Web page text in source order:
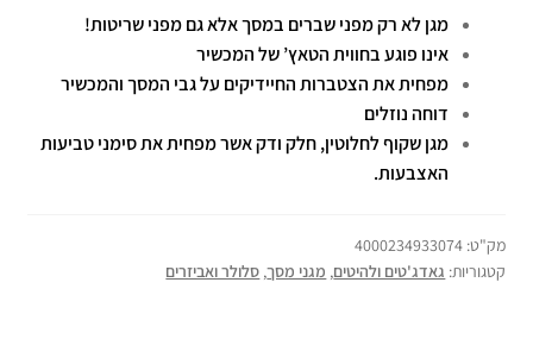
מגן לא רק מפני שברים במסך אלא גם מפני שריטות!
אינו פוגע בחווית הטאץ’ של המכשיר
מפחית את הצטברות החיידיקים על גבי המסך והמכשיר
דוחה נוזלים
מגן שקוף לחלוטין, חלק ודק אשר מפחית את סימני טביעות
האצבעות.
מק"ט: 4000234933074
קטגוריות: גאדג'טים ולהיטים, מגני מסך, סלולר ואביזרים